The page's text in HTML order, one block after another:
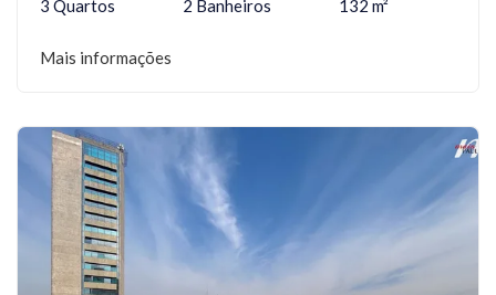
3 Quartos 2 Banheiros 132 m²
Mais informações